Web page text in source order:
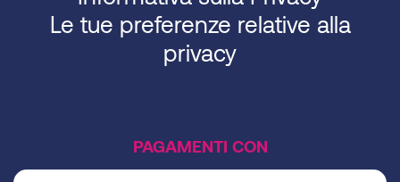
Le tue preferenze relative alla
privacy
PAGAMENTI CON